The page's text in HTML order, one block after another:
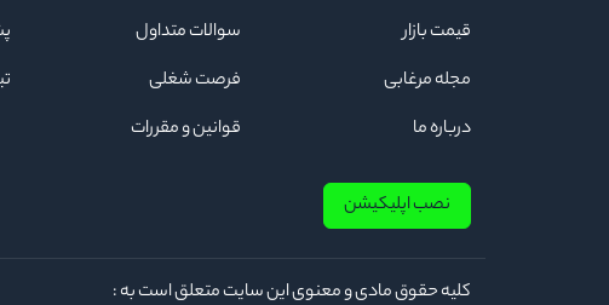
قیمت بازار
مجله مرغابی
درباره ما
سوالات متداول
فرصت شغلی
قوانین و مقررات
نصب اپلیکیشن
كلیه حقوق مادی و معنوی این سایت متعلق است به :